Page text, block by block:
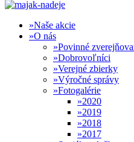
Naše akcie
O nás
Povinné
Dobrovoľníci
Verejné zbierky
Výročné správy
Fotogalérie
2020
2019
2018
2017